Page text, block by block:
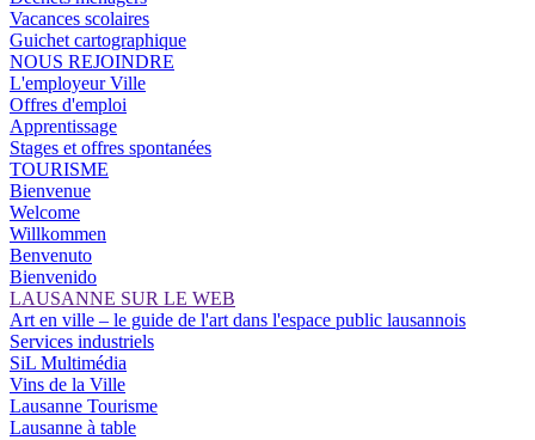
Vacances scolaires
Guichet cartographique
NOUS REJOINDRE
L'employeur Ville
Offres d'emploi
Apprentissage
Stages et offres spontanées
TOURISME
Bienvenue
Welcome
Willkommen
Benvenuto
Bienvenido
LAUSANNE SUR LE WEB
Art en ville – le guide de l'art dans l'espace public lausannois
Services industriels
SiL Multimédia
Vins de la Ville
Lausanne Tourisme
Lausanne à table